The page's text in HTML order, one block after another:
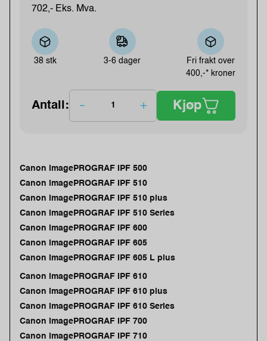
702,- Eks. Mva.
38 stk 3-6 dager
Fri frakt over
400,-* kroner
Antall: Kjøp
Canon imagePROGRAF IPF 500
Canon imagePROGRAF IPF 510
Canon imagePROGRAF IPF 510 plus
Canon imagePROGRAF IPF 510 Series
Canon imagePROGRAF IPF 600
Canon imagePROGRAF IPF 605
Canon imagePROGRAF IPF 605 L plus
Canon imagePROGRAF IPF 610
Canon imagePROGRAF IPF 610 plus
Canon imagePROGRAF IPF 610 Series
Canon imagePROGRAF IPF 700
Canon imagePROGRAF IPF 710